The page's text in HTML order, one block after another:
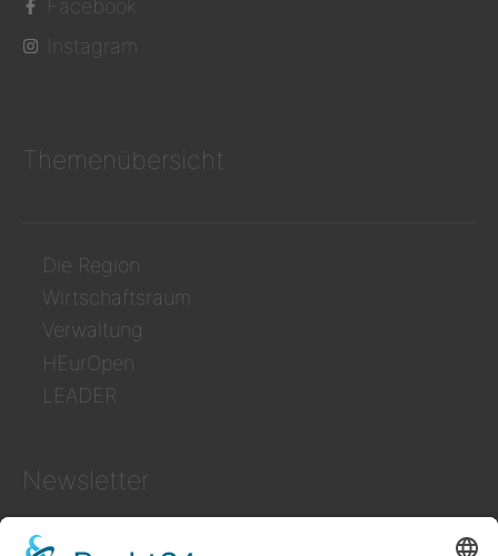
Facebook
Instagram
Themenübersicht
Die Region
Wirtschaftsraum
Verwaltung
HEurOpen
LEADER
Newsletter